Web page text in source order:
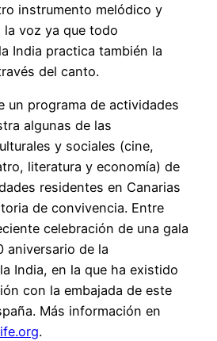
instrumento melódico y
voz ya que todo
India practica también la
del canto.
un programa de actividades
algunas de las
y sociales (cine,
literatura y economía) de
residentes en Canarias
de convivencia. Entre
celebración de una gala
aniversario de la
India, en la que ha existido
con la embajada de este
Más información en
.